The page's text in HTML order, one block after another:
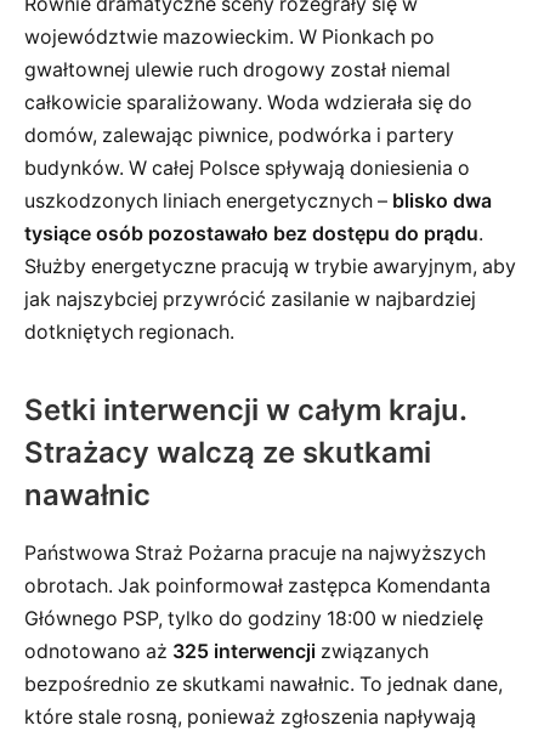
województwie mazowieckim. W Pionkach po
gwałtownej ulewie ruch drogowy został niemal
całkowicie sparaliżowany. Woda wdzierała się do
domów, zalewając piwnice, podwórka i partery
budynków. W całej Polsce spływają doniesienia o
uszkodzonych liniach energetycznych – blisko dwa
tysiące osób pozostawało bez dostępu do prądu.
Służby energetyczne pracują w trybie awaryjnym, aby
jak najszybciej przywrócić zasilanie w najbardziej
dotkniętych regionach.
Setki interwencji w całym kraju.
Strażacy walczą ze skutkami
nawałnic
Państwowa Straż Pożarna pracuje na najwyższych
obrotach. Jak poinformował zastępca Komendanta
Głównego PSP, tylko do godziny 18:00 w niedzielę
odnotowano aż 325 interwencji związanych
bezpośrednio ze skutkami nawałnic. To jednak dane,
które stale rosną, ponieważ zgłoszenia napływają